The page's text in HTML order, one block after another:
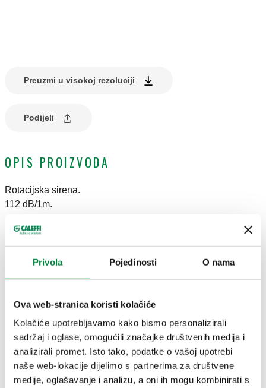
Privola Pojedinosti O nama
Ova web-stranica koristi kolačiće
Kolačiće upotrebljavamo kako bismo personalizirali
sadržaj i oglase, omogućili značajke društvenih medija i
analizirali promet. Isto tako, podatke o vašoj upotrebi
naše web-lokacije dijelimo s partnerima za društvene
medije, oglašavanje i analizu, a oni ih mogu kombinirati s
Preuzmi u visokoj rezoluciji
Podijeli
OPIS PROIZVODA
Rotacijska sirena.
112 dB/1m.
TEHNIČKI PODATCI
CERTIFIKATI